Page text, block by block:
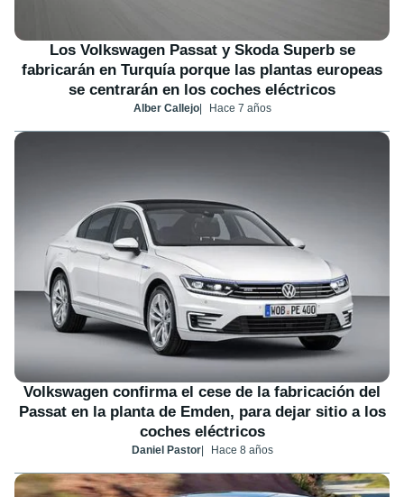
Los Volkswagen Passat y Skoda Superb se
fabricarán en Turquía porque las plantas europeas
se centrarán en los coches eléctricos
Alber Callejo Hace 7 años
Volkswagen confirma el cese de la fabricación del
Passat en la planta de Emden, para dejar sitio a los
coches eléctricos
Daniel Pastor Hace 8 años